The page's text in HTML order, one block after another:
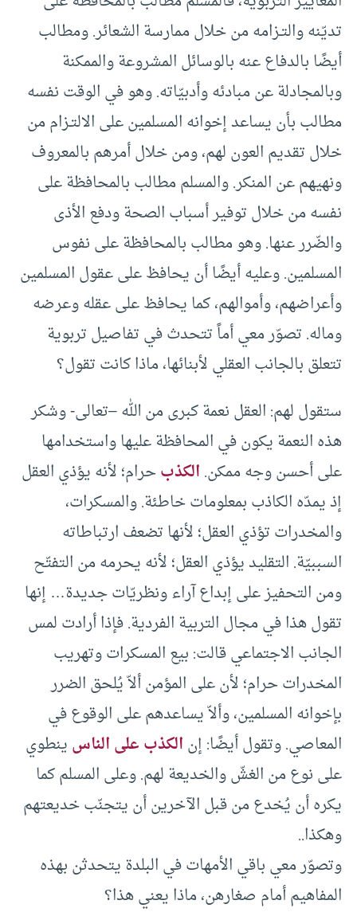
تديّنه والتـزامه من خلال ممارسة الشعائر. ومطالب
أيضًا بالدفاع عنه بالوسائل المشروعة والممكنة
وبالمجادلة عن مبادئه وأدبيّاته. وهو في الوقت نفسه
مطالب بأن يساعد إخوانه المسلمين على الالتـزام من
خلال تقديم العون لهم، ومن خلال أمرهم بالمعروف
ونهيهم عن المنكر. والمسلم مطالب بالمحافظة على
نفسه من خلال توفير أسباب الصحة ودفع الأذى
والضّرر عنها. وهو مطالب بالمحافظة على نفوس
المسلمين. وعليه أيضًا أن يحافظ على عقول المسلمين
وأعراضهم، وأموالهم، كما يحافظ على عقله وعرضه
وماله. تصوّر معي أماً تتحدث في تفاصيل تربوية
تتعلق بالجانب العقلي لأبنائها، ماذا كانت تقول؟
ستقول لهم: العقل نعمة كبرى من الله –تعالى- وشكر
هذه النعمة يكون في المحافظة عليها واستخدامها
على أحسن وجه ممكن.الكذبحرام؛ لأنه يؤذي العقل
إذ يمدّه الكاذب بمعلومات خاطئة. والمسكرات،
والمخدرات تؤذي العقل؛ لأنها تضعف ارتباطاته
السببيّة. التقليد يؤذي العقل؛ لأنه يحرمه من التفتّح
ومن التحفيز على إبداع آراء ونظريّات جديدة… إنها
تقول هذا في مجال التربية الفردية. فإذا أرادت لمس
الجانب الاجتماعي قالت: بيع المسكرات وتهريب
المخدرات حرام؛ لأن على المؤمن ألاّ يُلحق الضرر
بإخوانه المسلمين، وألاّ يساعدهم على الوقوع في
المعاصي. وتقول أيضًا: إنالكذب على الناسينطوي
على نوع من الغشّ والخديعة لهم. وعلى المسلم كما
يكره أن يُخدع من قبل الآخرين أن يتجنّب خديعتهم
وهكذا..
وتصوّر معي باقي الأمهات في البلدة يتحدثن بهذه
المفاهيم أمام صغارهن، ماذا يعني هذا؟